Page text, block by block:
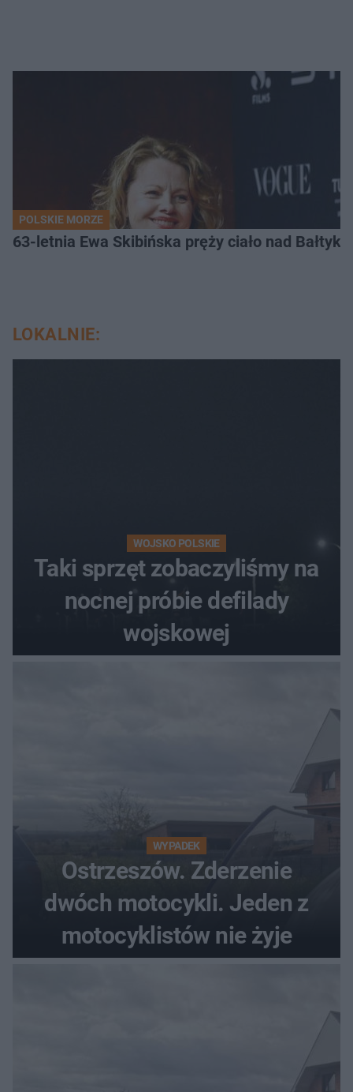
POLSKIE MORZE
63-letnia Ewa Skibińska pręży ciało nad
LOKALNIE:
WOJSKO POLSKIE
Taki sprzęt zobaczyliśmy na
nocnej próbie defilady
wojskowej
WYPADEK
Ostrzeszów. Zderzenie
dwóch motocykli. Jeden z
motocyklistów nie żyje